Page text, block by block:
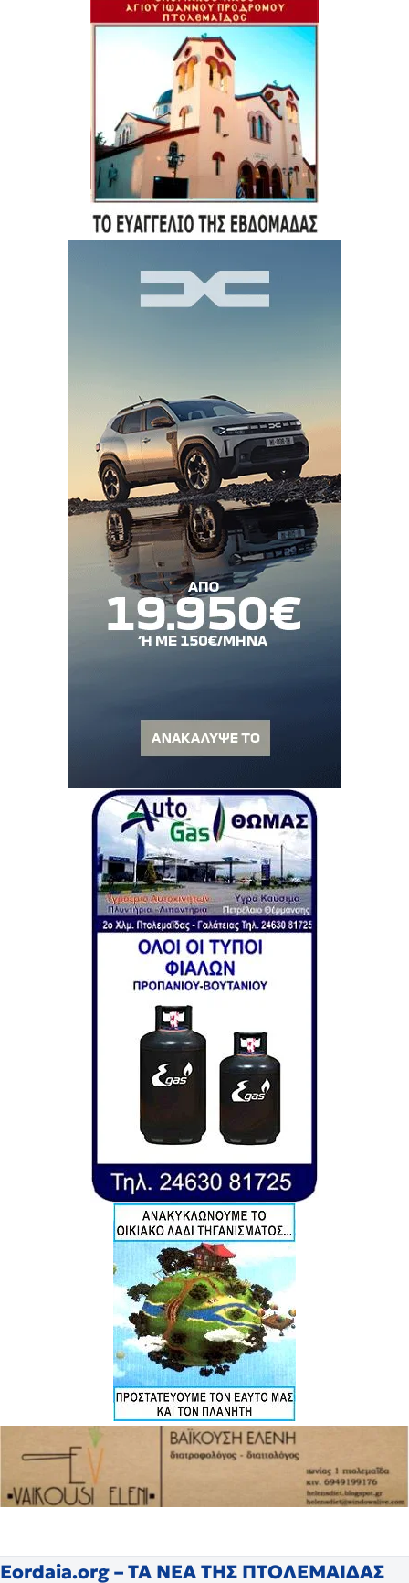
Eordaia.org – ΤΑ ΝΕΑ ΤΗΣ ΠΤΟΛΕΜΑΙΔΑΣ